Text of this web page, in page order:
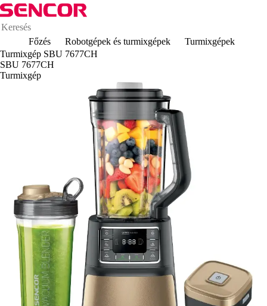
Főzés Robotgépek és turmixgépek
Turmixgépek
Turmixgép SBU 7677CH
SBU 7677CH
Turmixgép